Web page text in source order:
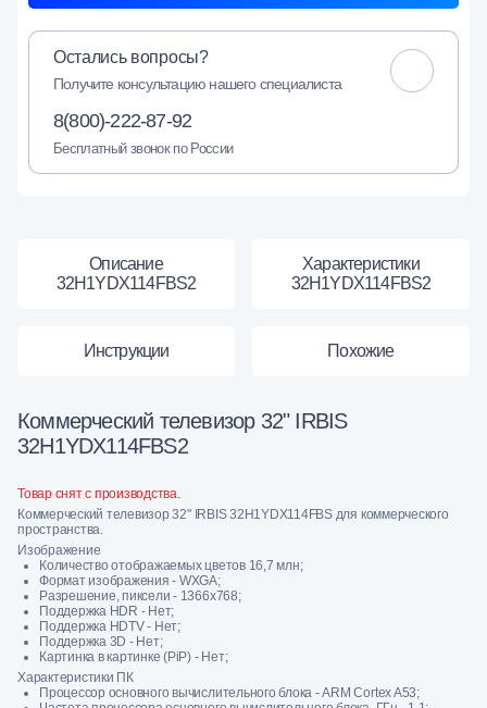
Остались вопросы?
Получите консультацию нашего специалиста
8(800)-222-87-92
Бесплатный звонок по России
Описание
32H1YDX114FBS2
Характеристики
32H1YDX114FBS2
Инструкции Похожие
Коммерческий телевизор 32" IRBIS
32H1YDX114FBS2
Товар снят с производства.
Коммерческий телевизор 32" IRBIS 32H1YDX114FBS для коммерческого
пространства.
Изображение
Количество отображаемых цветов 16,7 млн;
Формат изображения - WXGA;
Разрешение, пиксели - 1366x768;
Поддержка HDR - Нет;
Поддержка HDTV - Нет;
Поддержка 3D - Нет;
Картинка в картинке (PiP) - Нет;
Характеристики ПК
Процессор основного вычислительного блока - ARM Cortex A53;